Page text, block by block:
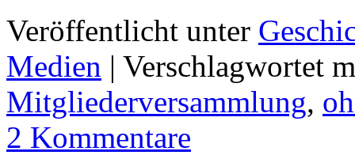
Veröffentlicht unter
Medien | Verschlagwortet
Mitgliederversammlung,
2 Kommentare